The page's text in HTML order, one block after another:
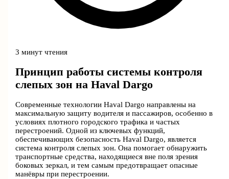
3 минут чтения
Принцип работы системы контроля
слепых зон на Haval Dargo
Современные технологии Haval Dargo направлены на
максимальную защиту водителя и пассажиров, особенно в
условиях плотного городского трафика и частых
перестроений. Одной из ключевых функций,
обеспечивающих безопасность Haval Dargo, является
система контроля слепых зон. Она помогает обнаружить
транспортные средства, находящиеся вне поля зрения
боковых зеркал, и тем самым предотвращает опасные
манёвры при перестроении.